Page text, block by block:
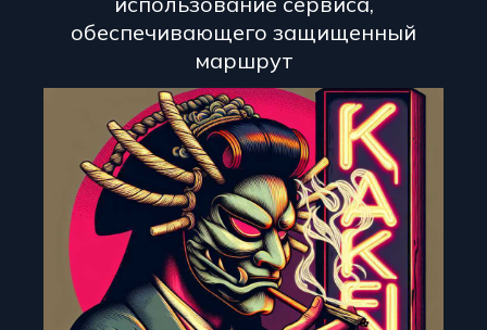
обеспечивающего защищенный
маршрут